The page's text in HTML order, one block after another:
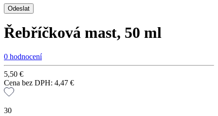
Řebříčková mast, 50 ml
0 hodnocení
5,50 €
Cena bez DPH: 4,47 €
30